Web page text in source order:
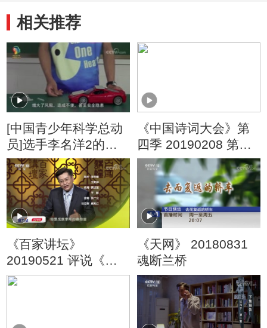
相关推荐
[中国青少年科学总动
员]选手李名洋2的一
次科学探究
《中国诗词大会》第
四季 20190208 第四
场
《百家讲坛》
20190521 评说《资
治通鉴》（第二部）2
《天网》 20180831
魂断兰桥